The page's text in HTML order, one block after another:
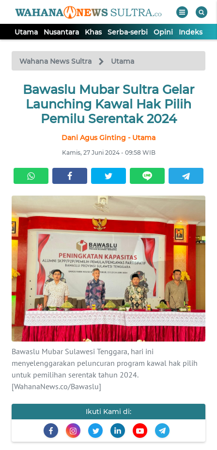
Utama Nusantara Khas Serba-serbi Opini Indeks
Wahana News Sultra Utama
Bawaslu Mubar Sultra Gelar
Launching Kawal Hak Pilih
Pemilu Serentak 2024
Dani Agus Ginting - Utama
Kamis, 27 Juni 2024 - 09:58 WIB
Bawaslu Mubar Sulawesi Tenggara, hari ini
menyelenggarakan peluncuran program kawal hak pilih
untuk pemilihan serentak tahun 2024.
[WahanaNews.co/Bawaslu]
Ikuti Kami di:
TV
Tutup
UTAMA
NUSANTARA
SERBA-
SERBI
OPINI
Informasi
INDEKS
BERITA
KONTAK
KAMI
INFO
IKLAN
TENTANG
KAMI
SIBER
REDAKSI